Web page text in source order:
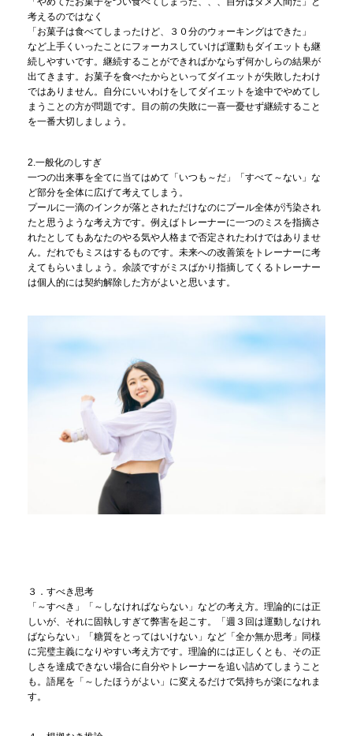
考えるのではなく
「お菓子は食べてしまったけど、３０分のウォーキングはできた」
など上手くいったことにフォーカスしていけば運動もダイエットも継
続しやすいです。継続することができればかならず何かしらの結果が
出てきます。お菓子を食べたからといってダイエットが失敗したわけ
ではありません。自分にいいわけをしてダイエットを途中でやめてし
まうことの方が問題です。目の前の失敗に一喜一憂せず継続すること
を一番大切しましょう。
2.一般化のしすぎ
一つの出来事を全てに当てはめて「いつも～だ」「すべて～ない」な
ど部分を全体に広げて考えてしまう。
プールに一滴のインクが落とされただけなのにプール全体が汚染され
たと思うような考え方です。例えばトレーナーに一つのミスを指摘さ
れたとしてもあなたのやる気や人格まで否定されたわけではありませ
ん。だれでもミスはするものです。未来への改善策をトレーナーに考
えてもらいましょう。余談ですがミスばかり指摘してくるトレーナー
は個人的には契約解除した方がよいと思います。
３．すべき思考
「～すべき」「～しなければならない」などの考え方。理論的には正
しいが、それに固執しすぎて弊害を起こす。「週３回は運動しなけれ
ばならない」「糖質をとってはいけない」など「全か無か思考」同様
に完璧主義になりやすい考え方です。理論的には正しくとも、その正
しさを達成できない場合に自分やトレーナーを追い詰めてしまうこと
も。語尾を「～したほうがよい」に変えるだけで気持ちが楽になれま
す。